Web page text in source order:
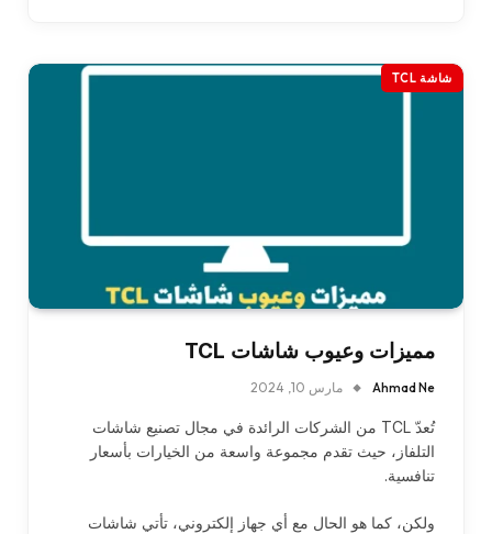
شاشة TCL
مميزات وعيوب شاشات TCL
Ahmad Ne مارس 10, 2024
تُعدّ TCL من الشركات الرائدة في مجال تصنيع شاشات
التلفاز، حيث تقدم مجموعة واسعة من الخيارات بأسعار
تنافسية.
ولكن، كما هو الحال مع أي جهاز إلكتروني، تأتي شاشات